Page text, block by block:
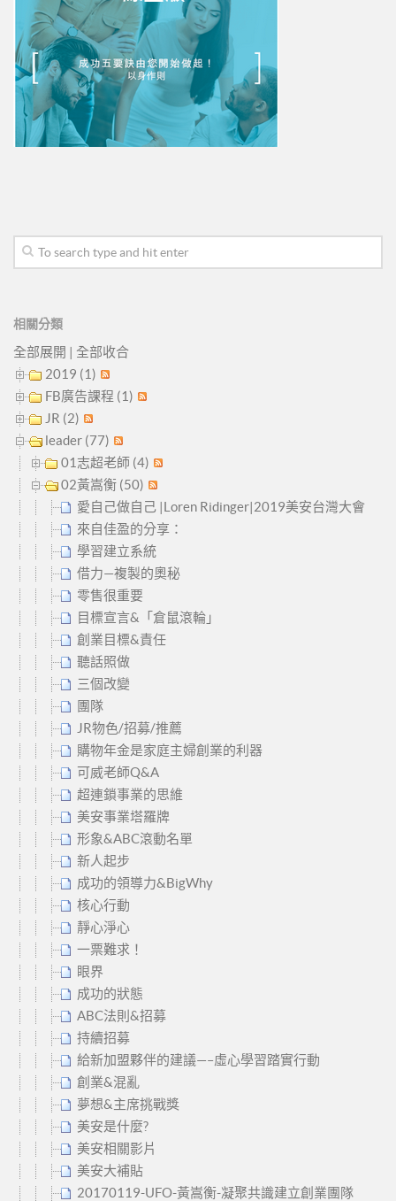
相關分類
全部展開 | 全部收合
2019 (1)
FB廣告課程 (1)
JR (2)
leader (77)
01志超老師 (4)
02黃嵩衡 (50)
愛自己做自己 |Loren Ridinger|2019美安台灣大會
來自佳盈的分享：
學習建立系統
借力—複製的奧秘
零售很重要
目標宣言&「倉鼠滾輪」
創業目標&責任
聽話照做
三個改變
團隊
JR物色/招募/推薦
購物年金是家庭主婦創業的利器
可威老師Q&A
超連鎖事業的思維
美安事業塔羅牌
形象&ABC滾動名單
新人起步
成功的領導力&BigWhy
核心行動
靜心淨心
一票難求！
眼界
成功的狀態
ABC法則&招募
持續招募
給新加盟夥伴的建議—–虛心學習踏實行動
創業&混亂
夢想&主席挑戰獎
美安是什麼?
美安相關影片
美安大補貼
20170119-UFO-黃嵩衡-凝聚共識建立創業團隊